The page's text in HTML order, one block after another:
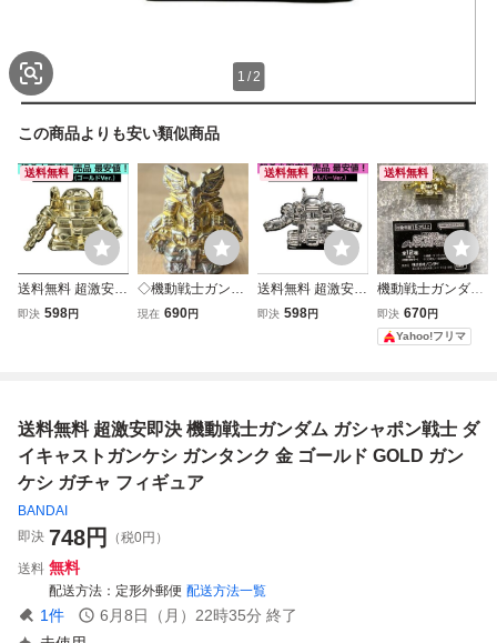
1 /2
この商品よりも安い類似商品
送料無料
送料無料 超激安即
決 機動戦士ガンダ
フィギュア
即決 598円
◇機動戦士ガンダ
ム ガシャポン戦士
武者
現在 690円
送料無料
送料無料 超激安即
決 機動戦士ガンダ
フィギュア
即決 598円
送料無料
機動戦士ガンダム
ガシャポン戦士 ダ
イキャストガンケ
シ ガンタンク GO
即決 670円
Yahoo!フリマ
送料無料 超激安即決 機動戦士ガンダム ガシャポン戦士 ダ
イキャストガンケシ ガンタンク 金 ゴールド GOLD ガン
ケシ ガチャ フィギュア
BANDAI
即決 748円
（税0円）
送料 無料
配送方法 定形外郵便 配送方法一覧
1件 6月8日（月）22時35分 終了